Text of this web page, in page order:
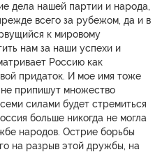
дела нашей партии и народа,
всего за рубежом, да и в
к мировому
нам за наши успехи и
Россию как
придаток. И мое имя тоже
припишут множество
силами будет стремиться
больше никогда не могла
народов. Острие борьбы
на разрыв этой дружбы, на